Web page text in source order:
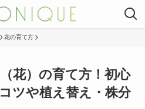
花の育て方
花）の育て方！初心
ツや植え替え・株分